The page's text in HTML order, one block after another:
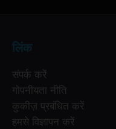
लिंक
संपर्क करें
गोपनीयता नीति
कुकीज़ प्रबंधित करें
हमसे विज्ञापन करें